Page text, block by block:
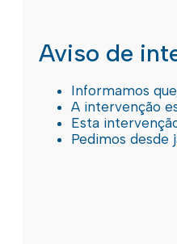
Aviso de
Informamos
A intervenção
Esta
Pedimos desde